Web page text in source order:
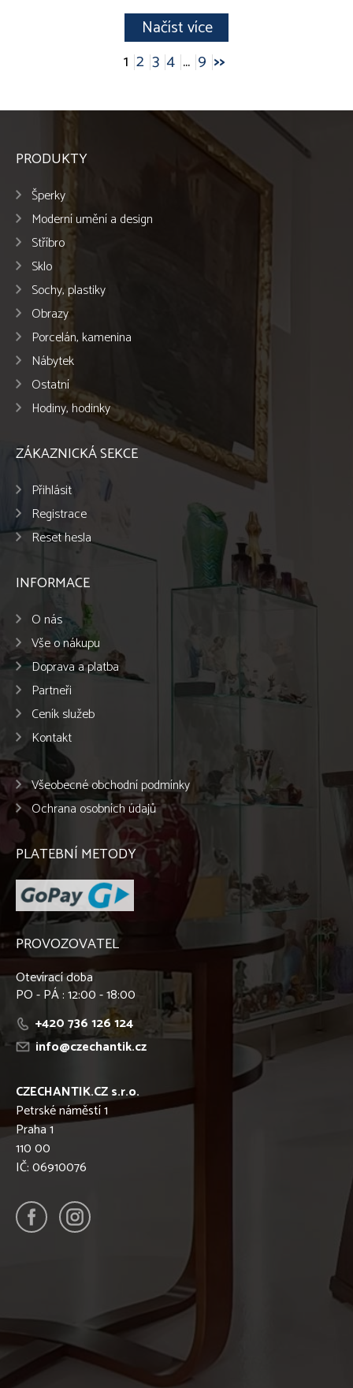
Načíst více
1 2 3 4 ... 9 >>
PRODUKTY
Šperky
Moderní umění a design
Stříbro
Sklo
Sochy, plastiky
Obrazy
Porcelán, kamenina
Nábytek
Ostatní
Hodiny, hodinky
ZÁKAZNICKÁ SEKCE
Přihlásit
Registrace
Reset hesla
INFORMACE
O nás
Vše o nákupu
Doprava a platba
Partneři
Ceník služeb
Kontakt
Všeobecné obchodní podmínky
Ochrana osobních údajů
PLATEBNÍ METODY
PROVOZOVATEL
Otevírací doba
PO - PÁ : 12:00 - 18:00
+420 736 126 124
info@czechantik.cz
CZECHANTIK.CZ s.r.o.
Petrské náměstí 1
Praha 1
110 00
IČ: 06910076